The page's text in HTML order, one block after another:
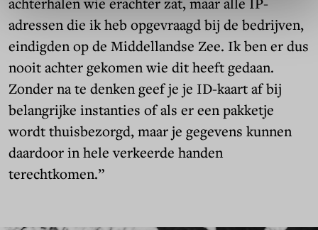
adressen die ik heb opgevraagd bij de bedrijven,
eindigden op de Middellandse Zee. Ik ben er dus
nooit achter gekomen wie dit heeft gedaan.
Zonder na te denken geef je je ID-kaart af bij
belangrijke instanties of als er een pakketje
wordt thuisbezorgd, maar je gegevens kunnen
daardoor in hele verkeerde handen
terechtkomen.”